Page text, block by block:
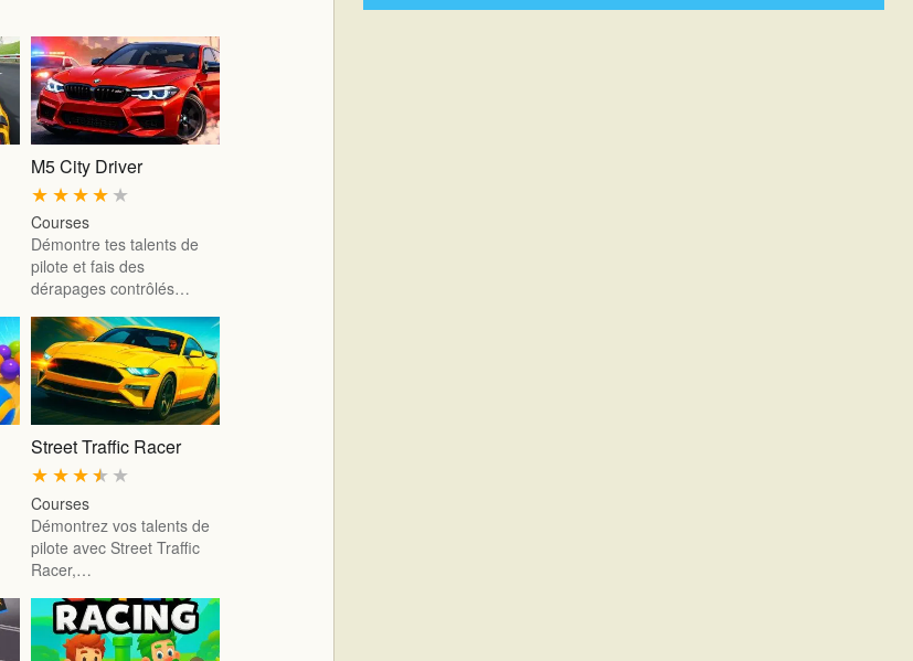
M5 City Driver
★
★
★
★
★
Courses
Démontre tes talents de
pilote et fais des
dérapages contrôlés…
Street Traffic Racer
★
★
★
★
★
Courses
Démontrez vos talents de
pilote avec Street Traffic
Racer,…